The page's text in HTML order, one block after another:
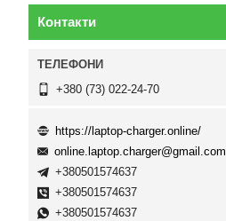
Контакти
+380 (73) 022-24-70
https://laptop-charger.online/
online.laptop.charger@gmail.com
+380501574637
+380501574637
+380501574637